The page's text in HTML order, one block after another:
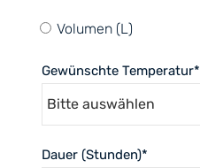
Volumen (L)
Gewünschte Temperatur*
Dauer (Stunden)*